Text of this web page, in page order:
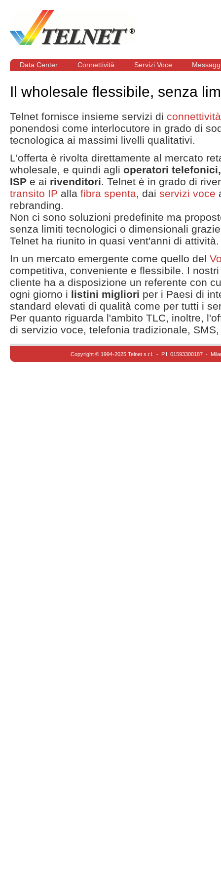
Data Center Connettività Servizi Voce
Il wholesale flessibile, senza
Telnet fornisce insieme servizi di connettività
ponendosi come interlocutore in grado di
tecnologica ai massimi livelli qualitativi.
L'offerta è rivolta direttamente al mercato
wholesale, e quindi agli operatori
ISP e ai rivenditori . Telnet è in grado di
transito IP alla fibra spenta , dai servizi voce
rebranding.
Non ci sono soluzioni predefinite ma
senza limiti tecnologici o dimensionali
Telnet ha riunito in quasi vent'anni di attività.
In un mercato emergente come quello del
competitiva, conveniente e flessibile. I
cliente ha a disposizione un referente con
ogni giorno i listini migliori per i Paesi di
standard elevati di qualità come per tutti i
Per quanto riguarda l'ambito TLC, inoltre,
di servizio voce, telefonia tradizionale,
Copyright © 1994-2025 Telnet s.r.l. - P.I. 01593300187 -